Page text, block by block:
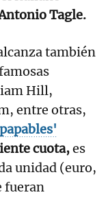
Tagle.
también
Hill,
entre otras,
cuota,es
unidad (euro,
fueran